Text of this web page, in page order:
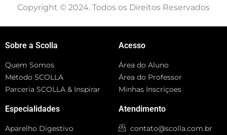
Copyright © 2024. Todos os Direitos Reservados
Sobre a Scolla
Quem Somos
Método SCOLLA
Parceria SCOLLA & Inspirar
Especialidades
Aparelho Digestivo
Acesso
Área do Aluno
Área do Professor
Minhas Inscriçoes
Atendimento
contato@scolla.com.br